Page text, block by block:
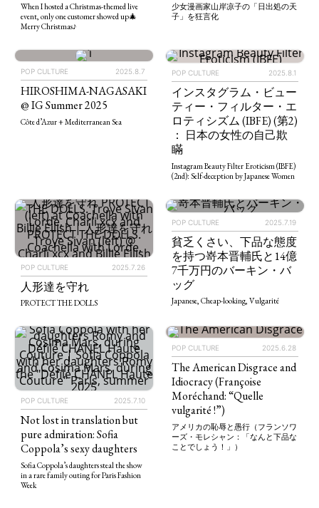
When I hosted a Christmas-themed live
event, only one customer showed up🎄
Merry Christmas♪
少女漫画家山岸凉子の「日出処の天
子」を狂言化
POP CULTURE 2025.8.7
HIROSHIMA-NAGASAKI
@ IG Summer 2025
Côte d’Azur + Mediterranean Sea
POP CULTURE 2025.8.1
インスタグラム・ビュー
ティー・フィルター・エ
ロティシズム (IBFE) (第2)
： 日本の女性の自己欺
瞞
Instagram Beauty Filter Eroticism (IBFE)
(2nd): Self-deception by Japanese Women
POP CULTURE 2025.7.26
人形達を守れ
PROTECT THE DOLLS
POP CULTURE 2025.7.19
貧乏くさい、下品な態度
を持つ嵜本晋輔氏と14億
7千万円のバーキン・バ
ッグ
Japanese, Cheap-looking, Vulgarité
POP CULTURE 2025.7.10
Not lost in translation but
pure admiration: Sofia
Coppola’s sexy daughters
Sofia Coppola’s daughters steal the show
in a rare family outing for Paris Fashion
Week
POP CULTURE 2025.6.28
The American Disgrace and
Idiocracy (Françoise
Moréchand: “Quelle
vulgarité !”)
アメリカの恥辱と愚行（フランソワ
ーズ・モレシャン：「なんと下品な
ことでしょう！」）